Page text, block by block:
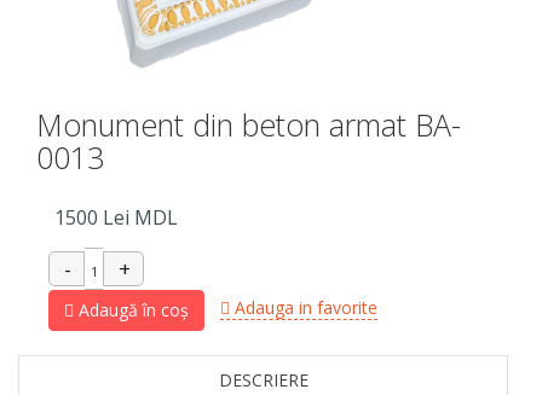
Monument din beton armat BA-
0013
1500 Lei MDL
Adaugă în coș Adauga in favorite
DESCRIERE